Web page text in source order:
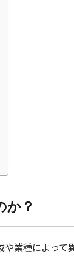
か？
業種によっ